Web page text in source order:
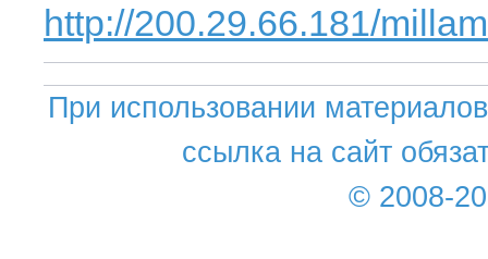
http://200.29.66.181/
При использовании
ссылка на сайт
© 2008-